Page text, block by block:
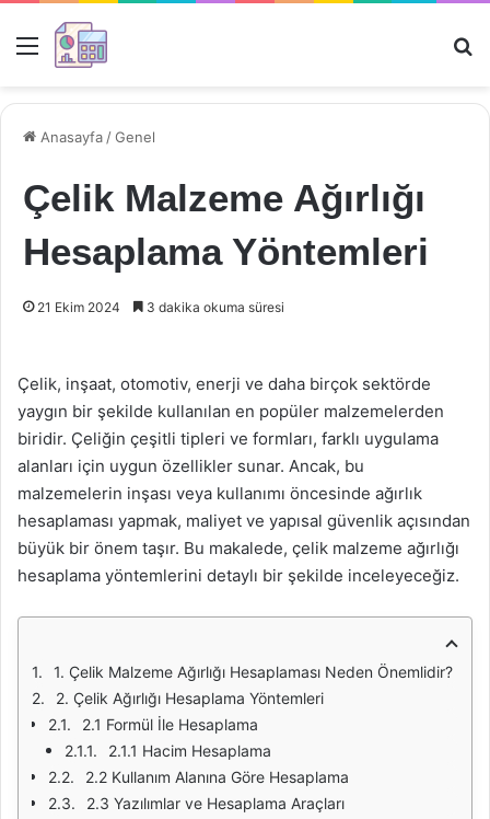
Menü
Anasayfa /Genel
Çelik Malzeme Ağırlığı
Hesaplama Yöntemleri
21 Ekim 2024 3 dakika okuma süresi
Çelik, inşaat, otomotiv, enerji ve daha birçok sektörde
yaygın bir şekilde kullanılan en popüler malzemelerden
biridir. Çeliğin çeşitli tipleri ve formları, farklı uygulama
alanları için uygun özellikler sunar. Ancak, bu
malzemelerin inşası veya kullanımı öncesinde ağırlık
hesaplaması yapmak, maliyet ve yapısal güvenlik açısından
büyük bir önem taşır. Bu makalede, çelik malzeme ağırlığı
hesaplama yöntemlerini detaylı bir şekilde inceleyeceğiz.
1. Çelik Malzeme Ağırlığı Hesaplaması Neden Önemlidir?
2. Çelik Ağırlığı Hesaplama Yöntemleri
2.1 Formül İle Hesaplama
2.1.1 Hacim Hesaplama
2.2 Kullanım Alanına Göre Hesaplama
2.3 Yazılımlar ve Hesaplama Araçları